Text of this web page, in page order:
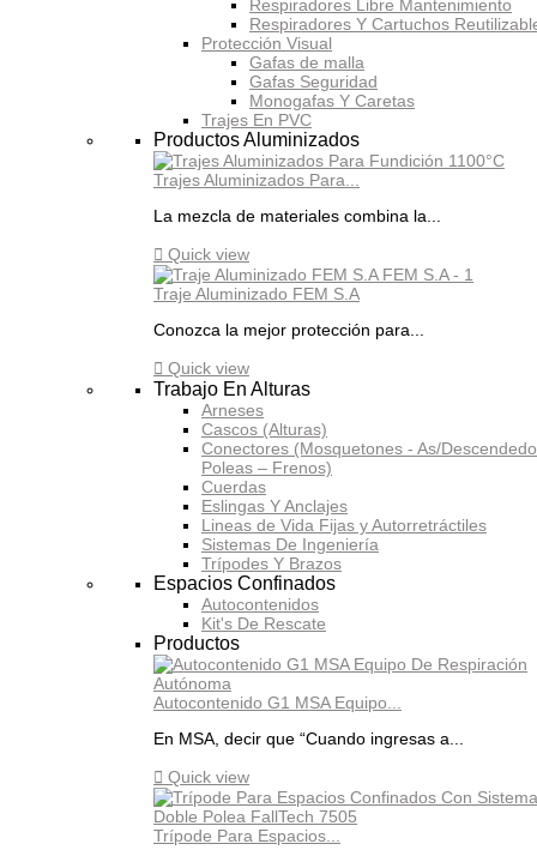
Respiradores Libre Mantenimiento
Respiradores Y Cartuchos
Protección Visual
Gafas de malla
Gafas Seguridad
Monogafas Y Caretas
Trajes En PVC
Productos Aluminizados
Trajes Aluminizados Para...
La mezcla de materiales combina la...
 Quick view
Traje Aluminizado FEM S.A
Conozca la mejor protección para...
 Quick view
Trabajo En Alturas
Arneses
Cascos (Alturas)
Conectores (Mosquetones - As/
Poleas – Frenos)
Cuerdas
Eslingas Y Anclajes
Lineas de Vida Fijas y Autorretráctiles
Sistemas De Ingeniería
Trípodes Y Brazos
Espacios Confinados
Autocontenidos
Kit's De Rescate
Productos
Autocontenido G1 MSA Equipo...
En MSA, decir que “Cuando ingresas a...
 Quick view
Trípode Para Espacios...